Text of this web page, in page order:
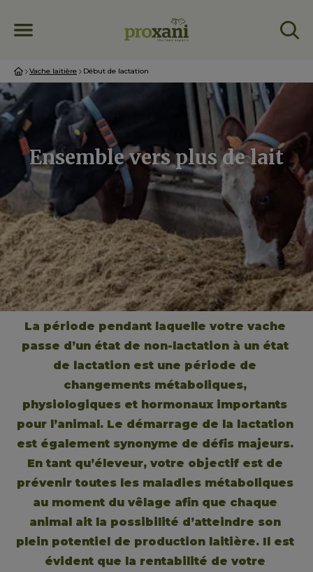
Vache laitière Début de lactation
Ensemble vers plus de lait
La période pendant laquelle votre vache
passe d’un état de non-lactation à un état
de lactation est une période de
changements métaboliques,
physiologiques et hormonaux importants
pour l’animal. Le démarrage de la lactation
est également synonyme de défis majeurs.
En tant qu’éleveur, votre objectif est de
prévenir toutes les maladies métaboliques
au moment du vêlage afin que chaque
animal ait la possibilité d’atteindre son
plein potentiel de production laitière. Il est
évident que la rentabilité de votre